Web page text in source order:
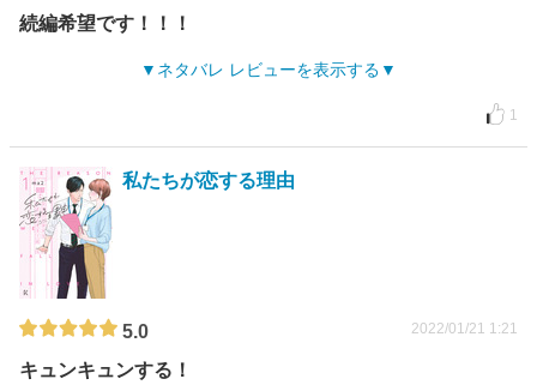
続編希望です！！！
ネタバレ レビューを表示する
1
私たちが恋する理由
5.0 2022/01/21 1:21
キュンキュンする！